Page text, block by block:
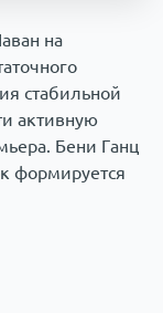
на
стабильной
активную
Бени Ганц
формируется